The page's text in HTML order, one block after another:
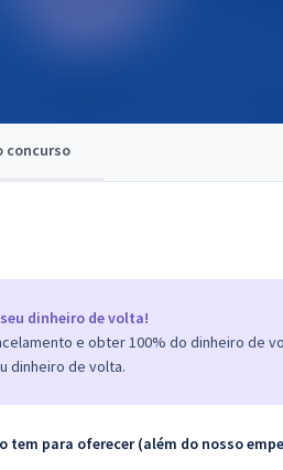
concurso
dinheiro de volta!
e obter 100% do dinheiro de
dinheiro de volta.
tem para oferecer (além do nosso